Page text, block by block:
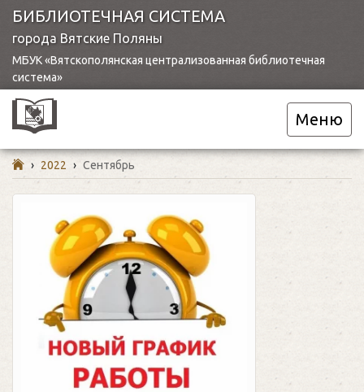
БИБЛИОТЕЧНАЯ СИСТЕМА
города Вятские Поляны
МБУК «Вятскополянская централизованная библиотечная
система»
Меню
› 2022 › Сентябрь